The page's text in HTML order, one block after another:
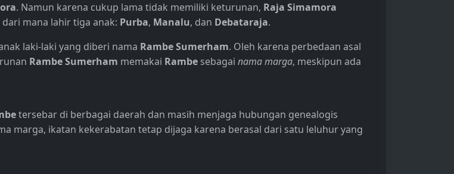
. Namun karena cukup lama tidak memiliki keturunan, Raja Simamora
dari mana lahir tiga anak: Purba, Manalu, dan Debataraja.
laki-laki yang diberi nama Rambe Sumerham. Oleh karena perbedaan asal
Rambe Sumerham memakai Rambe sebagai nama marga, meskipun ada
tersebar di berbagai daerah dan masih menjaga hubungan genealogis
marga, ikatan kekerabatan tetap dijaga karena berasal dari satu leluhur yang